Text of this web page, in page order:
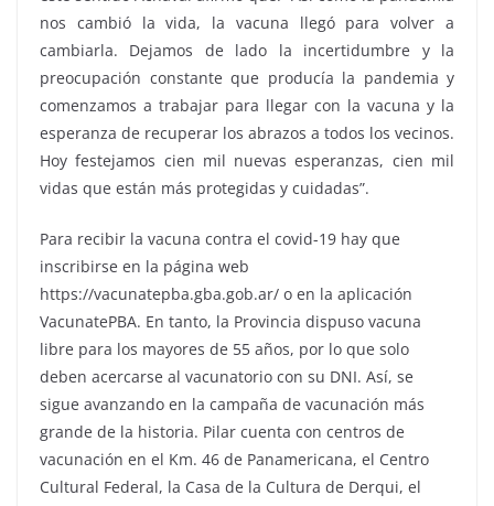
nos cambió la vida, la vacuna llegó para volver a
cambiarla. Dejamos de lado la incertidumbre y la
preocupación constante que producía la pandemia y
comenzamos a trabajar para llegar con la vacuna y la
esperanza de recuperar los abrazos a todos los vecinos.
Hoy festejamos cien mil nuevas esperanzas, cien mil
vidas que están más protegidas y cuidadas”.
Para recibir la vacuna contra el covid-19 hay que
inscribirse en la página web
https://vacunatepba.gba.gob.ar/ o en la aplicación
VacunatePBA. En tanto, la Provincia dispuso vacuna
libre para los mayores de 55 años, por lo que solo
deben acercarse al vacunatorio con su DNI. Así, se
sigue avanzando en la campaña de vacunación más
grande de la historia. Pilar cuenta con centros de
vacunación en el Km. 46 de Panamericana, el Centro
Cultural Federal, la Casa de la Cultura de Derqui, el